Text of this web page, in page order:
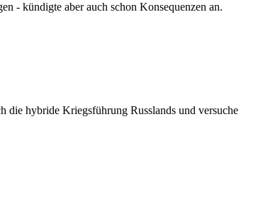
- kündigte aber auch schon Konsequenzen an.
die hybride Kriegsführung Russlands und versuche